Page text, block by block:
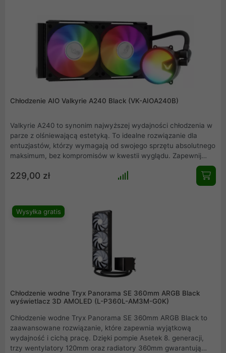
Chłodzenie AIO Valkyrie A240 Black (VK-AIOA240B)
Valkyrie A240 to synonim najwyższej wydajności chłodzenia w
parze z olśniewającą estetyką. To idealne rozwiązanie dla
entuzjastów, którzy wymagają od swojego sprzętu absolutnego
maksimum, bez kompromisów w kwestii wyglądu. Zapewnij
swojemu procesorowi optymalne warunki i ciesz się stabilną
pracą, wzbogaconą o spektakularne podświetlenie A-RGB.
229,00 zł
Wysyłka gratis
Chłodzenie wodne Tryx Panorama SE 360mm ARGB Black
wyświetlacz 3D AMOLED (L-P360L-AM3M-G0K)
Chłodzenie wodne Tryx Panorama SE 360mm ARGB Black to
zaawansowane rozwiązanie, które zapewnia wyjątkową
wydajność i cichą pracę. Dzięki pompie Asetek 8. generacji,
trzy wentylatory 120mm oraz radiatory 360mm gwarantują